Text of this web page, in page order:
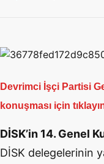
Devrimci İşçi Partisi
konuşması için
DİSK’in 14. Genel
DİSK delegelerinin